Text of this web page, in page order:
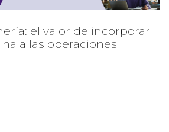
el valor de incorporar
a las operaciones